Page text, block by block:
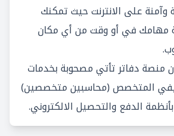
على الانترنت حيث تمكنك
مهامك في أو وقت من أي مكان
منصة دفاتر تأتي مصحوبة بخدمات
المتخصص (محاسبين متخصصين)
الدفع والتحصيل الالكتروني.